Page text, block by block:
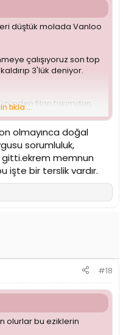
düştük molada Vanloo
çalışıyoruz son top
3'lük deniyor.
filan takımdan
maşallah ne disiplin
tıkla ...
olmayınca doğal
sorumluluk,
gitti.ekrem memnun
işte bir terslik vardır.
#18
olurlar bu eziklerin